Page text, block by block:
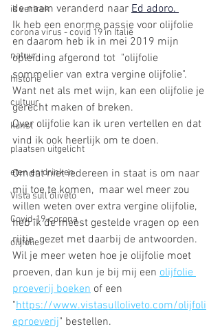
ik vertrek
corona virus - covid 19 in Italië
natuur
historie
cultuur
kunst
plaatsen uitgelicht
eten en drinken
Vista sull'oliveto
Covid-19-corona
olijfolie
de naam veranderd naar Ed adoro.
Ik heb een enorme passie voor olijfolie
en daarom heb ik in mei 2019 mijn
opleiding afgerond tot  "olijfolie
sommelier van extra vergine olijfolie".
Want net als met wijn, kan een olijfolie je
gerecht maken of breken.
Over olijfolie kan ik uren vertellen en dat
vind ik ook heerlijk om te doen.
Omdat niet iedereen in staat is om naar
mij toe te komen,  maar wel meer zou
willen weten over extra vergine olijfolie,
heb ik de meest gestelde vragen op een
rijtje  gezet met daarbij de antwoorden.
Wil je meer weten hoe je olijfolie moet
proeven, dan kun je bij mij een olijfolie
proeverij boeken of een
"https://www.vistasulloliveto.com/olijfoli
eproeverij" bestellen.